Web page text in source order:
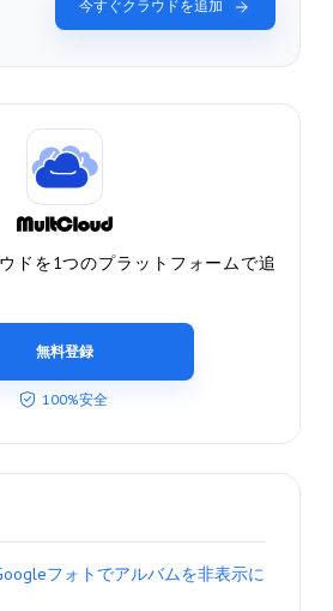
今すぐクラウドを追加
ドを1つのプラットフォームで追
無料登録
100%安全
フォトでアルバムを非表示に